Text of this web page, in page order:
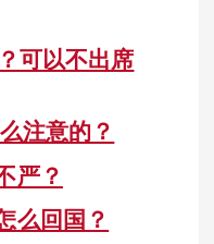
可以不出席
注意的？
严？
么回国？